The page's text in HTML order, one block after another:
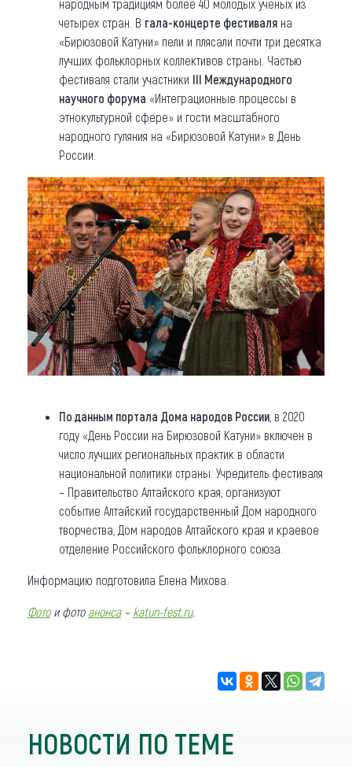
народным традициям более 40 молодых ученых из
четырех стран. В гала-концерте фестиваля на
«Бирюзовой Катуни» пели и плясали почти три десятка
лучших фольклорных коллективов страны. Частью
фестиваля стали участники III Международного
научного форума «Интеграционные процессы в
этнокультурной сфере» и гости масштабного
народного гуляния на «Бирюзовой Катуни» в День
России.
По данным портала Дома народов России , в 2020
году «День России на Бирюзовой Катуни» включен в
число лучших региональных практик в области
национальной политики страны. Учредитель фестиваля
– Правительство Алтайского края, организуют
событие Алтайский государственный Дом народного
творчества, Дом народов Алтайского края и краевое
отделение Российского фольклорного союза.
Информацию подготовила Елена Михова.
Фото и фото анонса– katun-fest.ru.
НОВОСТИ ПО ТЕМЕ